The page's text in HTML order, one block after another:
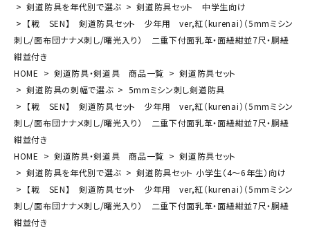
剣道防具を年代別で選ぶ
剣道防具セット 中学生向け
【戦 SEN】 剣道防具セット 少年用 ver,紅（kurenai）（5mmミシン
刺し/面布団ナナメ刺し/曙光入り） 二重下付面乳革・面紐紺並7尺・胴紐
紺並付き
HOME
剣道防具・剣道具 商品一覧
剣道防具セット
剣道防具の刺幅で選ぶ
5mmミシン刺し剣道防具
【戦 SEN】 剣道防具セット 少年用 ver,紅（kurenai）（5mmミシン
刺し/面布団ナナメ刺し/曙光入り） 二重下付面乳革・面紐紺並7尺・胴紐
紺並付き
HOME
剣道防具・剣道具 商品一覧
剣道防具セット
剣道防具を年代別で選ぶ
剣道防具セット 小学生（4～6年生）向け
【戦 SEN】 剣道防具セット 少年用 ver,紅（kurenai）（5mmミシン
刺し/面布団ナナメ刺し/曙光入り） 二重下付面乳革・面紐紺並7尺・胴紐
紺並付き